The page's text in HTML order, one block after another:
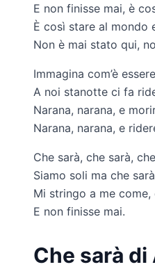
E non finisse mai, è
È così stare al mondo
Non è mai stato qui,
Immagina com’è
A noi stanotte ci fa
Narana, narana, e
Narana, narana, e
Che sarà, che sarà,
Siamo soli ma che sarà
Mi stringo a me
E non finisse mai.
Che sarà